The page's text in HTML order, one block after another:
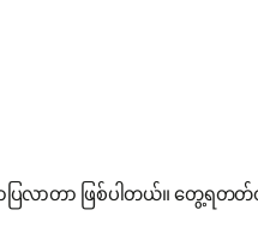
ပြလာတာ ဖြစ်ပါတယ်။ တွေ့